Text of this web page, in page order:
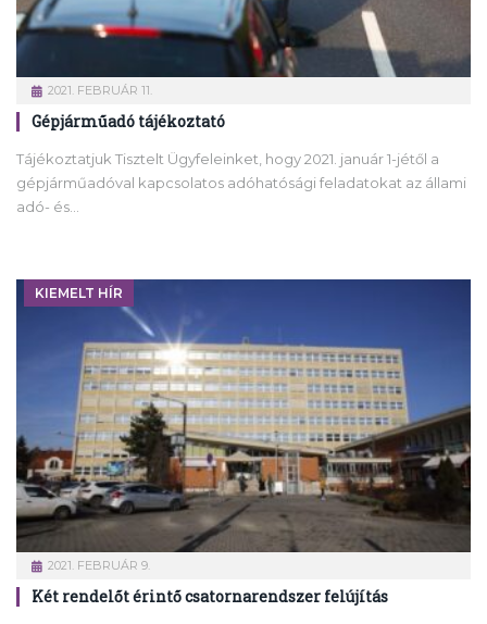
2021. FEBRUÁR 11.
Gépjárműadó tájékoztató
Tájékoztatjuk Tisztelt Ügyfeleinket, hogy 2021. január 1-jétől a
gépjárműadóval kapcsolatos adóhatósági feladatokat az állami
adó- és…
KIEMELT HÍR
2021. FEBRUÁR 9.
Két rendelőt érintő csatornarendszer felújítás